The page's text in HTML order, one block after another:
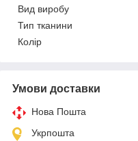
Вид виробу
Тип тканини
Колір
Умови доставки
Нова Пошта
Укрпошта